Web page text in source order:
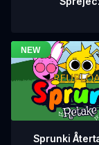
Sprunki